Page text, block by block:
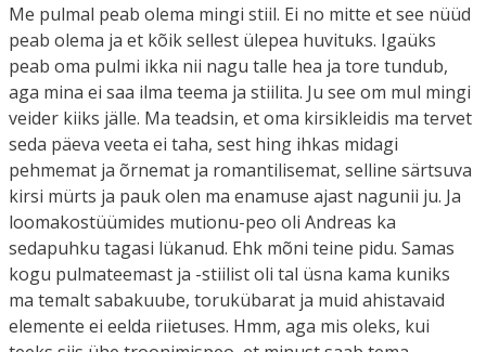
Me pulmal peab olema mingi stiil. Ei no mitte et see nüüd
peab olema ja et kõik sellest ülepea huvituks. Igaüks
peab oma pulmi ikka nii nagu talle hea ja tore tundub,
aga mina ei saa ilma teema ja stiilita. Ju see om mul mingi
veider kiiks jälle. Ma teadsin, et oma kirsikleidis ma tervet
seda päeva veeta ei taha, sest hing ihkas midagi
pehmemat ja õrnemat ja romantilisemat, selline särtsuva
kirsi mürts ja pauk olen ma enamuse ajast nagunii ju. Ja
loomakostüümides mutionu-peo oli Andreas ka
sedapuhku tagasi lükanud. Ehk mõni teine pidu. Samas
kogu pulmateemast ja -stiilist oli tal üsna kama kuniks
ma temalt sabakuube, torukübarat ja muid ahistavaid
elemente ei eelda riietuses. Hmm, aga mis oleks, kui